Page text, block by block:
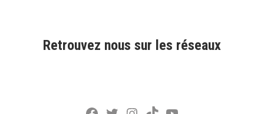
Retrouvez nous sur les réseaux